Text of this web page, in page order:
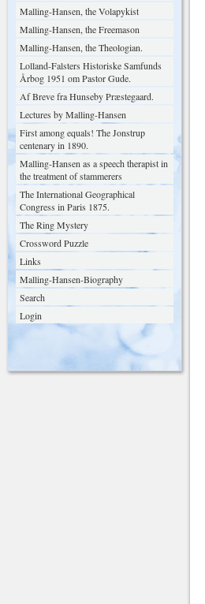
Malling-Hansen, the Volapykist
Malling-Hansen, the Freemason
Malling-Hansen, the Theologian.
Lolland-Falsters Historiske Samfunds
Årbog 1951 om Pastor Gude.
Af Breve fra Hunseby Præstegaard.
Lectures by Malling-Hansen
First among equals! The Jonstrup
centenary in 1890.
Malling-Hansen as a speech therapist in
the treatment of stammerers
The International Geographical
Congress in Paris 1875.
The Ring Mystery
Crossword Puzzle
Links
Malling-Hansen-Biography
Search
Login